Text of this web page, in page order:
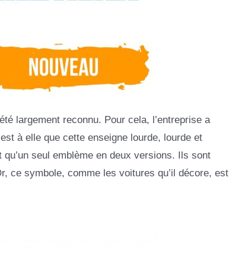
largement reconnu. Pour cela, l’entreprise a
à elle que cette enseigne lourde, lourde et
seul emblème en deux versions. Ils sont
ce symbole, comme les voitures qu’il décore, est